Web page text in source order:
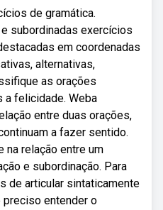
de gramática.
subordinadas exercícios
em coordenadas
alternativas,
as orações
a felicidade. Weba
entre duas orações,
a fazer sentido.
na relação entre um
e subordinação. Para
de articular sintaticamente
entender o